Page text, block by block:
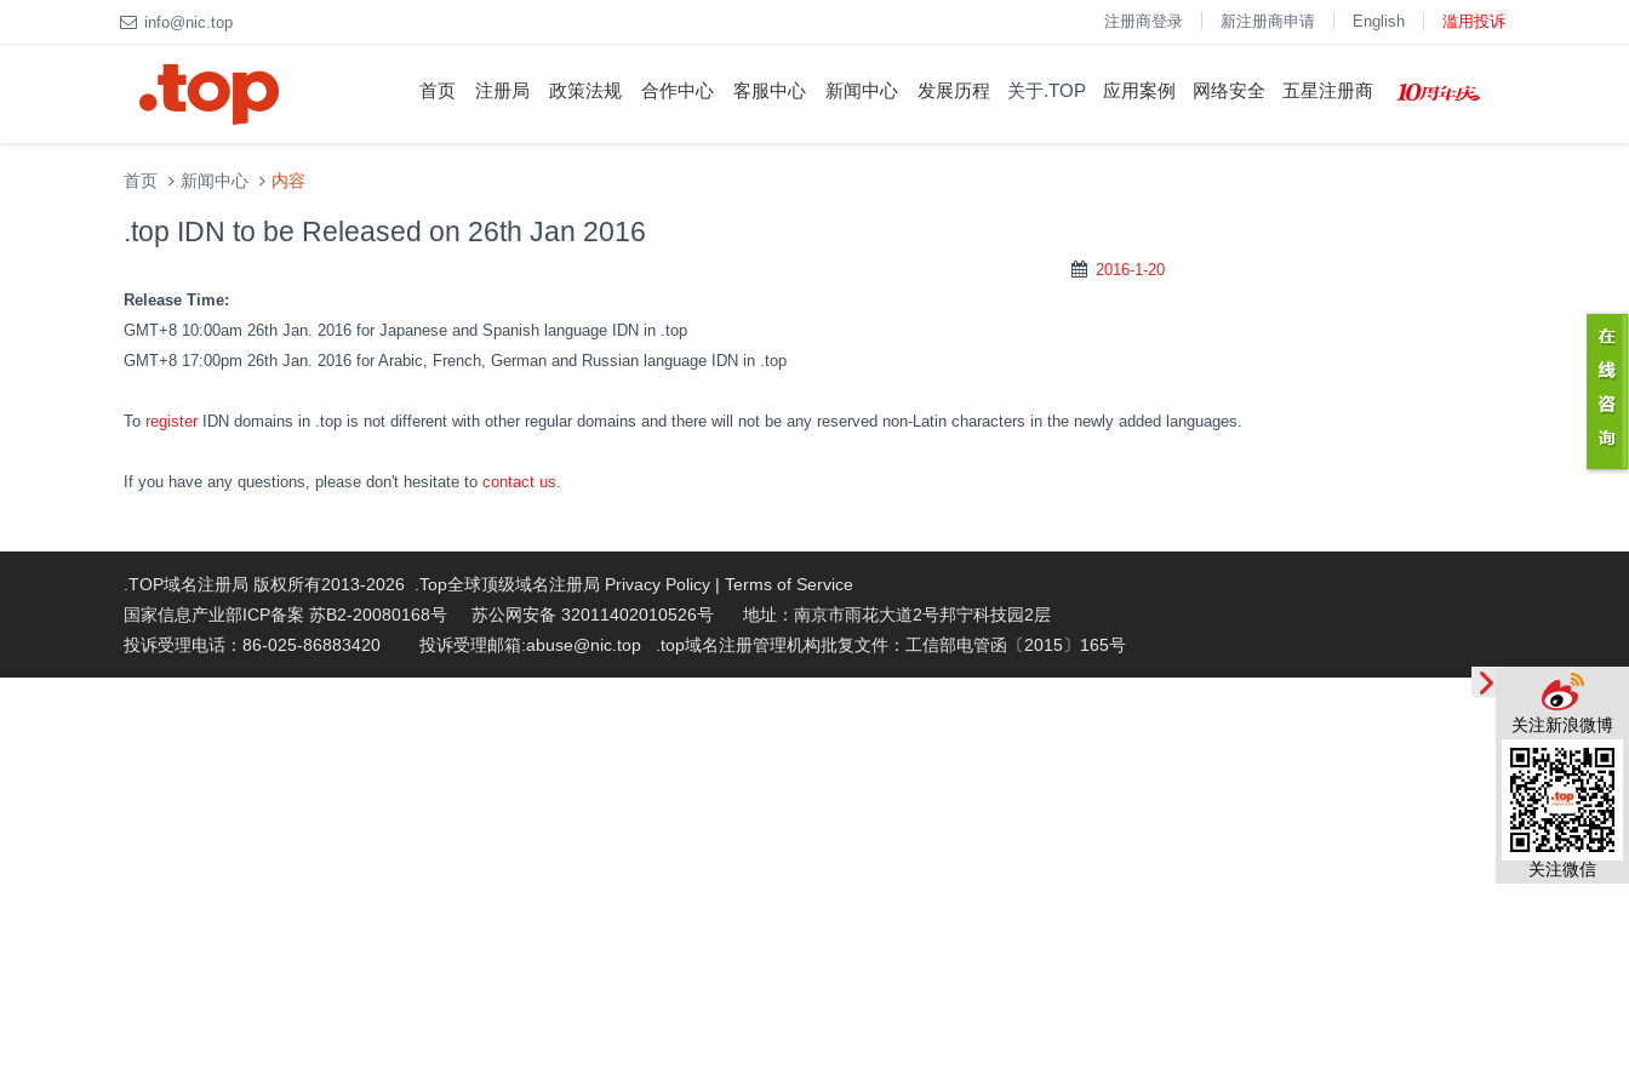
info@nic.top 注册商登录 新注册商申请 English 滥用投诉
首页 注册局 政策法规 合作中心 客服中心 新闻中心 发展历程 关于.TOP 应用案例 网络安全 五星注册商
关注新浪微博
关注微信
首页 新闻中心 内容
.top IDN to be Released on 26th Jan 2016
2016-1-20
Release Time:
GMT+8 10:00am 26th Jan. 2016 for Japanese and Spanish language IDN in .top
GMT+8 17:00pm 26th Jan. 2016 for Arabic, French, German and Russian language IDN in .top
To register IDN domains in .top is not different with other regular domains and there will not be any reserved non-Latin characters in the newly added languages.
If you have any questions, please don't hesitate to contact us.
.TOP域名注册局 版权所有2013-2026 .Top全球顶级域名注册局 Privacy Policy | Terms of Service
国家信息产业部ICP备案 苏B2-20080168号 苏公网安备 32011402010526号 地址：南京市雨花大道2号邦宁科技园2层
投诉受理电话：86-025-86883420 投诉受理邮箱:abuse@nic.top
.top域名注册管理机构批复文件：工信部电管函〔2015〕165号